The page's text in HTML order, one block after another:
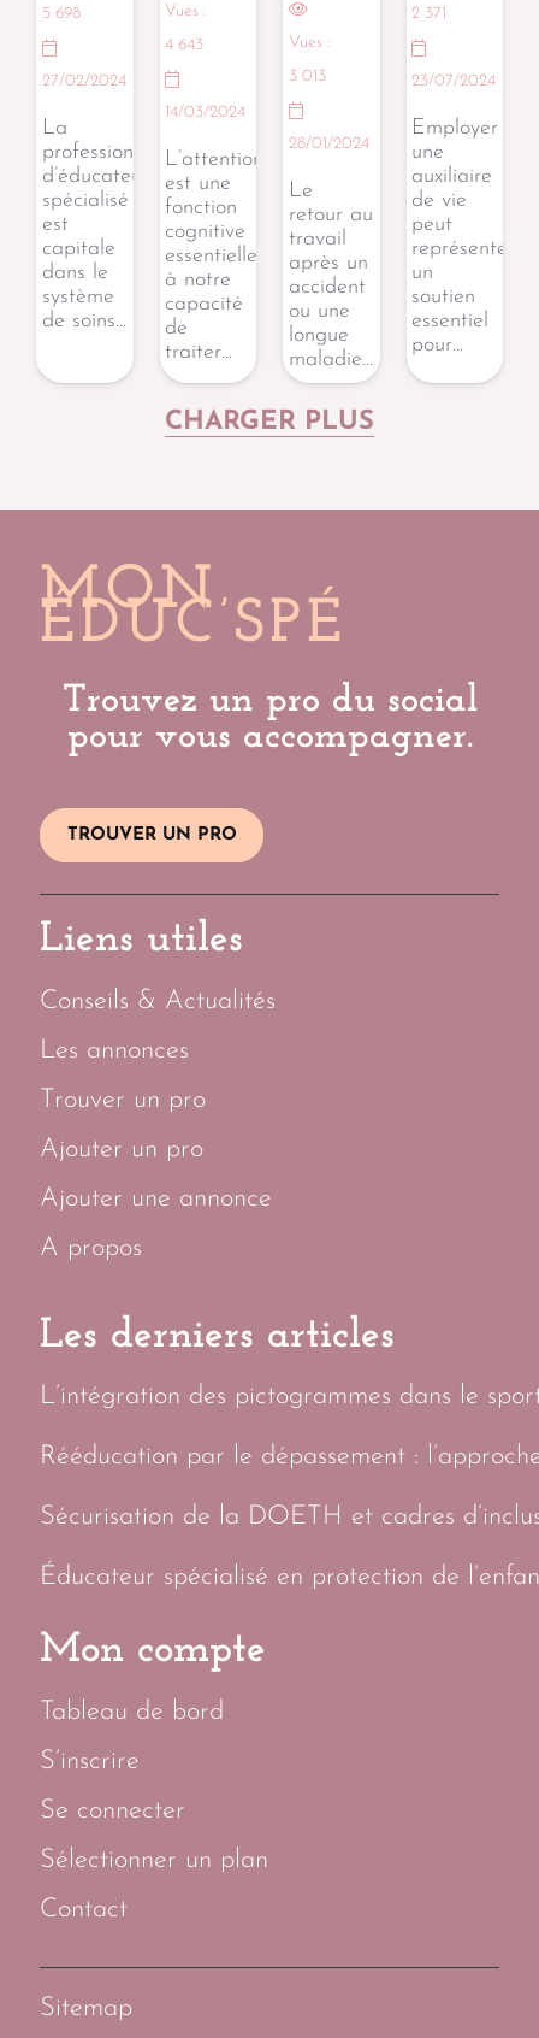
5 698
27/02/2024
La
profession
d’éducateur
spécialisé
est
capitale
dans le
système
de soins…
Vues :
4 643
14/03/2024
L’attention
est une
fonction
cognitive
essentielle
à notre
capacité
de
traiter…
Vues :
3 013
28/01/2024
Le
retour au
travail
après un
accident
ou une
longue
maladie…
2 371
23/07/2024
Employer
une
auxiliaire
de vie
peut
représenter
un
soutien
essentiel
pour…
CHARGER PLUS
MON
ÉDUC’SPÉ
Trouvez un pro du social
pour vous accompagner.
TROUVER UN PRO
Liens utiles
Conseils & Actualités
Les annonces
Trouver un pro
Ajouter un pro
Ajouter une annonce
A propos
Les derniers articles
L’intégration des pictogrammes dans le
Rééducation par le dépassement :
Sécurisation de la DOETH et cadres
Éducateur spécialisé en protection de
Mon compte
Tableau de bord
S’inscrire
Se connecter
Sélectionner un plan
Contact
Sitemap